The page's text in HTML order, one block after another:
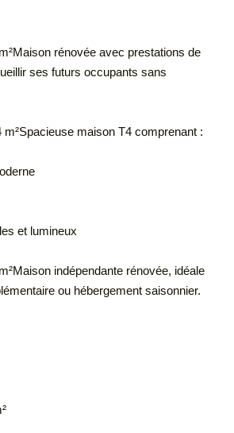
rénovée avec prestations de
ses futurs occupants sans
m²Spacieuse maison T4 comprenant :
et lumineux
indépendante rénovée, idéale
ou hébergement saisonnier.